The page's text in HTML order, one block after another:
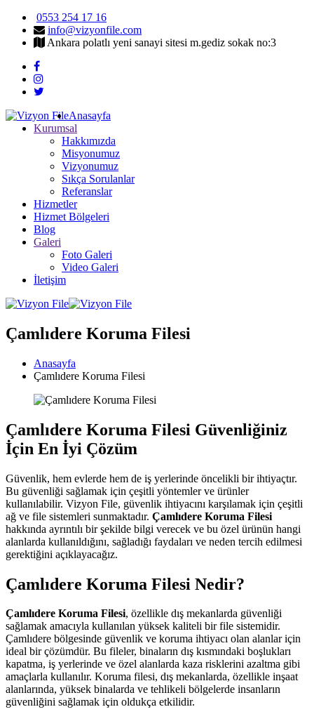
0553 254 17 16
info@vizyonfile.com
Ankara polatlı yeni sanayi sitesi m.gediz sokak no:3
Anasayfa
Kurumsal
Hakkımızda
Misyonumuz
Vizyonumuz
Sıkça Sorulanlar
Referanslar
Hizmetler
Hizmet Bölgeleri
Blog
Galeri
Foto Galeri
Video Galeri
İletişim
Çamlıdere Koruma Filesi
Anasayfa
Çamlıdere Koruma Filesi
Çamlıdere Koruma Filesi Güvenliğiniz
İçin En İyi Çözüm
Güvenlik, hem evlerde hem de iş yerlerinde öncelikli bir ihtiyaçtır.
Bu güvenliği sağlamak için çeşitli yöntemler ve ürünler
kullanılabilir. Vizyon File, güvenlik ihtiyacını karşılamak için çeşitli
ağ ve file sistemleri sunmaktadır. Çamlıdere Koruma Filesi
hakkında ayrıntılı bir şekilde bilgi verecek ve bu özel ürünün hangi
alanlarda kullanıldığını, sağladığı faydaları ve neden tercih edilmesi
gerektiğini açıklayacağız.
Çamlıdere Koruma Filesi Nedir?
Çamlıdere Koruma Filesi, özellikle dış mekanlarda güvenliği
sağlamak amacıyla kullanılan yüksek kaliteli bir file sistemidir.
Çamlıdere bölgesinde güvenlik ve koruma ihtiyacı olan alanlar için
ideal bir çözümdür. Bu fileler, binaların dış kısmındaki boşlukları
kapatma, iş yerlerinde ve özel alanlarda kaza risklerini azaltma gibi
amaçlarla kullanılır. Koruma filesi, dış mekanlarda, özellikle inşaat
alanlarında, yüksek binalarda ve tehlikeli bölgelerde insanların
güvenliğini sağlamak için oldukça etkilidir.